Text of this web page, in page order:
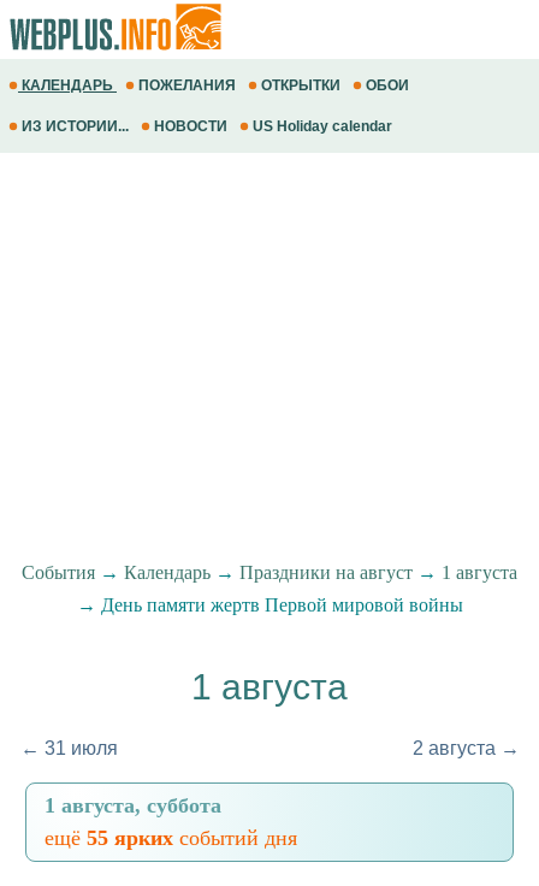
КАЛЕНДАРЬ ПОЖЕЛАНИЯ ОТКРЫТКИ ОБОИ
ИЗ ИСТОРИИ... НОВОСТИ US Holiday calendar
События → Календарь → Праздники на август → 1 августа
→ День памяти жертв Первой мировой войны
1 августа
← 31 июля 2 августа →
1 августа, суббота
ещё 55 ярких событий дня